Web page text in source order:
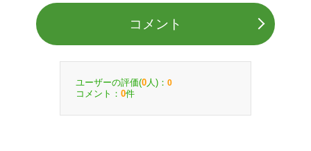
コメント
ユーザーの評価(0 人)： 0
コメント： 0件